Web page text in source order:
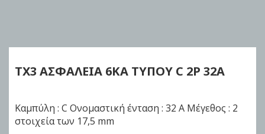
beginning
the
TX3 ΑΣΦΑΛΕΙΑ 6KA ΤΥΠΟΥ C 2P 32Α
Καμπύλη : C Ονομαστική ένταση : 32 A Μέγεθος : 2
στοιχεία των 17,5 mm